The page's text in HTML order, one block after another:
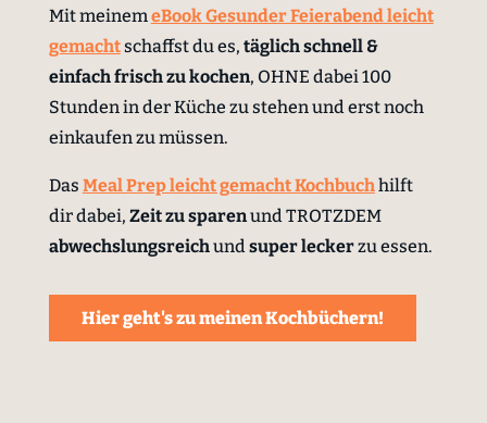
Mit meinemeBook Gesunder Feierabend leicht
gemachtschaffst du es, täglich schnell &
einfachfrisch zu kochen, OHNE dabei 100
Stunden in der Küche zu stehen und erst noch
einkaufen zu müssen.
Das Meal Prep leicht gemacht Kochbuchhilft
dir dabei, Zeit zu sparenund TROTZDEM
abwechslungsreichundsuper leckerzu essen.
Hier geht's zu meinen Kochbüchern!